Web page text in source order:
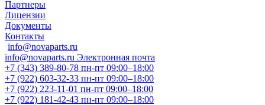
Партнеры
Лицензии
Документы
Контакты
info@novaparts.ru
info@novaparts.ru Электронная почта
+7 (343) 389-80-78 пн-пт 09:00–18:00
+7 (922) 603-32-33 пн-пт 09:00–18:00
+7 (922) 223-11-01 пн-пт 09:00–18:00
+7 (922) 181-42-43 пн-пт 09:00–18:00